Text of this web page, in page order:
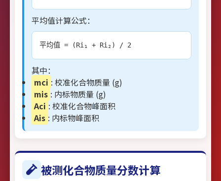
平均值计算公式：
平均值 = (Ri₁ + Ri₂) / 2
其中：
mci : 校准化合物质量 (g)
mis : 内标物质量 (g)
Aci : 校准化合物峰面积
Ais : 内标物峰面积
被测化合物质量分数计算